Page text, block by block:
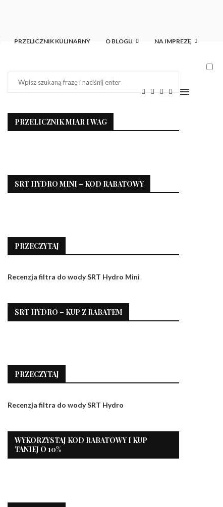
PRZELICZNIK KULINARNY O BLOGU NA IMPREZĘ
PRZELICZNIK MIAR I WAG
SRT HYDRO MINI – KOD RABATOWY
PRZECZYTAJ
Recenzja filtra do wody SRT Hydro Mini
SRT HYDRO – KUP Z RABATEM
PRZECZYTAJ
Recenzja filtra do wody SRT Hydro
WYKORZYSTAJ KOD RABATOWY I KUP
TANIEJ O 10%